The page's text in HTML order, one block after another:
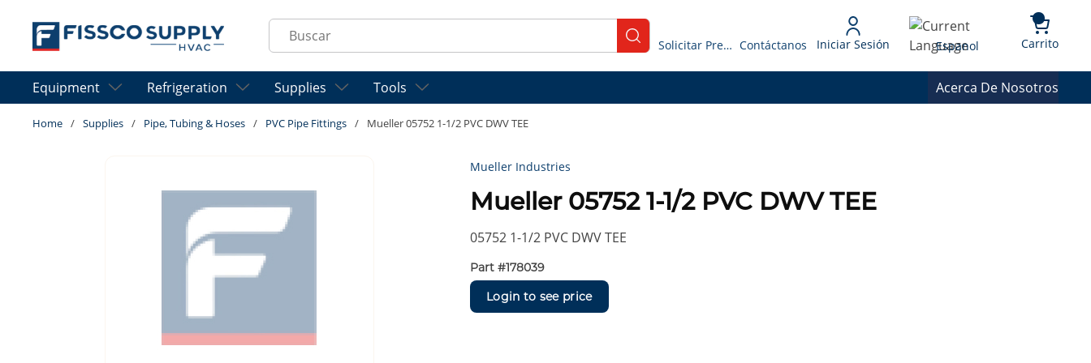
Skip to main content
Site Search
submit search
Solicitar Presupuesto Contáctanos Iniciar Sesión Language
Espanol Carrito{0}
Equipment Refrigeration Supplies Tools Acerca De Nosotros
Home / Supplies / Pipe, Tubing & Hoses / PVC Pipe Fittings / Mueller 05752 1-1/2 PVC DWV TEE
Mueller Industries
Mueller 05752 1-1/2 PVC DWV TEE
05752 1-1/2 PVC DWV TEE
Part #178039
Login to see price